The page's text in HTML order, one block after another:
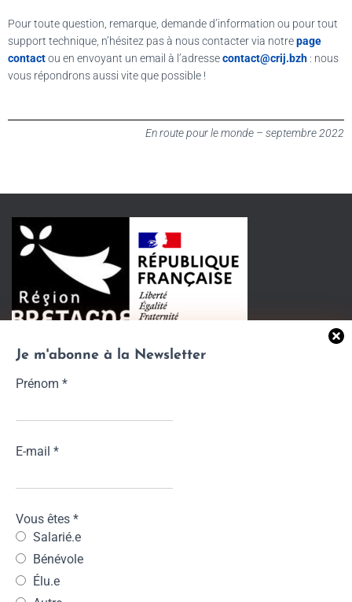
Pour toute question, remarque, demande d’information ou pour tout
support technique, n’hésitez pas à nous contacter via notrepage
contactou en envoyant un email à l’adressecontact@crij.bzh : nous
vous répondrons aussi vite que possible !
En route pour le monde – septembre 2022
Je m'abonne à la Newsletter
Prénom *
E-mail *
Vous êtes *
Salarié.e
Bénévole
Élu.e